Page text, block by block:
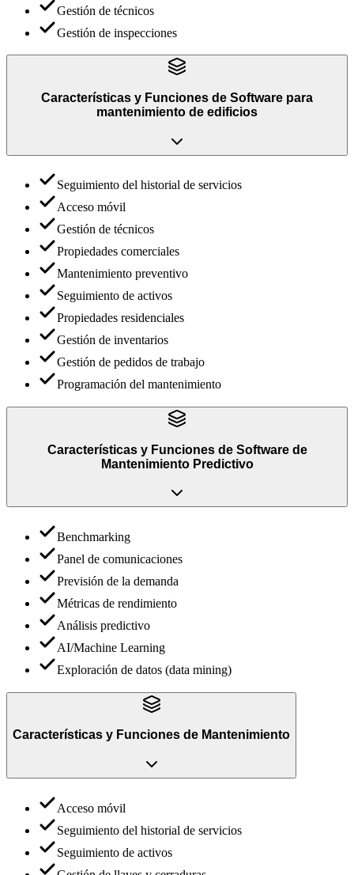
Gestión de técnicos
Gestión de inspecciones
Características y Funciones de Software para
mantenimiento de edificios
Seguimiento del historial de servicios
Acceso móvil
Gestión de técnicos
Propiedades comerciales
Mantenimiento preventivo
Seguimiento de activos
Propiedades residenciales
Gestión de inventarios
Gestión de pedidos de trabajo
Programación del mantenimiento
Características y Funciones de Software de
Mantenimiento Predictivo
Benchmarking
Panel de comunicaciones
Previsión de la demanda
Métricas de rendimiento
Análisis predictivo
AI/Machine Learning
Exploración de datos (data mining)
Características y Funciones de Mantenimiento
Acceso móvil
Seguimiento del historial de servicios
Seguimiento de activos